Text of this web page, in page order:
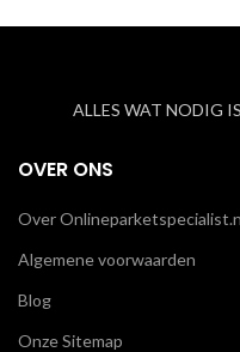
ALLES WAT NODIG
OVER ONS
Over
Algemene voorwaarden
Blog
Onze Sitemap